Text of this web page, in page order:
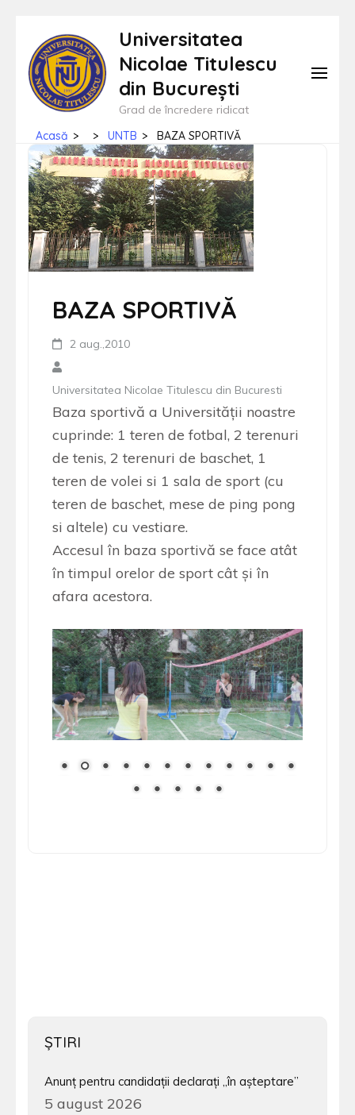
conținut
(apasă
Universitatea
Nicolae Titulescu
din București
Grad de încredere ridicat
Acasă > > UNTB > BAZA SPORTIVĂ
BAZA SPORTIVĂ
2 aug.,2010
Universitatea Nicolae Titulescu din Bucuresti
Baza sportivă a Universităţii noastre
cuprinde: 1 teren de fotbal, 2 terenuri
de tenis, 2 terenuri de baschet, 1
teren de volei si 1 sala de sport (cu
teren de baschet, mese de ping pong
si altele) cu vestiare.
Accesul în baza sportivă se face atât
în timpul orelor de sport cât şi în
afara acestora.
ŞTIRI
Anunț pentru candidații declarați „în așteptare”
5 august 2026